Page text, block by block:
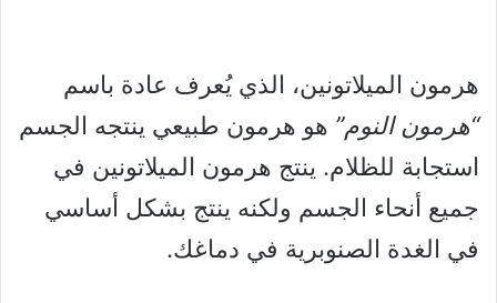
هرمون الميلاتونين، الذي يُعرف عادة باسم
“هرمون النوم” هو هرمون طبيعي ينتجه الجسم
استجابة للظلام. ينتج هرمون الميلاتونين في
جميع أنحاء الجسم ولكنه ينتج بشكل أساسي
في الغدة الصنوبرية في دماغك.